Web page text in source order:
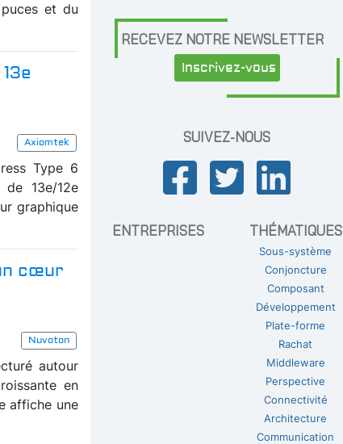
et du
Axiomtek
Type 6
13e/12e
graphique
cœur
Nuvoton
autour
en
affiche une
RECEVEZ NOTRE NEWSLETTER
Inscrivez-vous
SUIVEZ-NOUS
ENTREPRISES THÉMATIQUES
Sous-système
Conjoncture
Composant
Développement
Plate-forme
Rachat
Middleware
Perspective
Connectivité
Architecture
Communication